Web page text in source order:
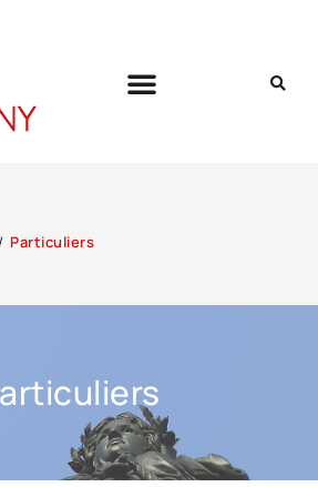
/ Particuliers